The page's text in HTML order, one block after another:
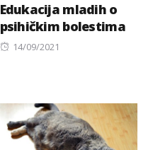
Edukacija mladih o
psihičkim bolestima
Posted
14/09/2021